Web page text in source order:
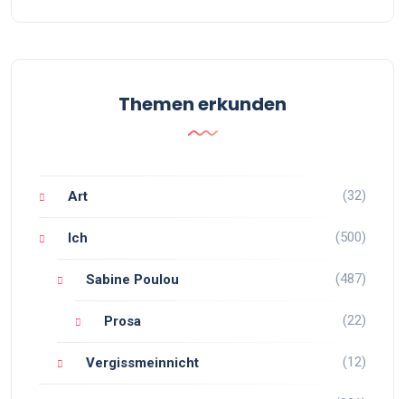
Themen erkunden
Art (32)
Ich (500)
Sabine Poulou (487)
Prosa (22)
Vergissmeinnicht (12)